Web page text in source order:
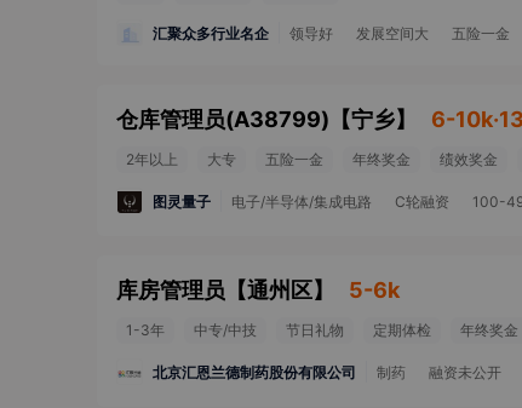
汇聚众多行业名企 领导好 发展空间大 五险一金
仓库管理员(A38799) 【宁乡】 6-
2年以上 大专 五险一金 年终奖金 绩效奖金
图灵量子 电子/半导体/集成电路 C轮融资 100-
库房管理员 【通州区】 5-6k
1-3年 中专/中技 节日礼物 定期体检 年终奖金
北京汇恩兰德制药股份有限公司 制药 融资未公开